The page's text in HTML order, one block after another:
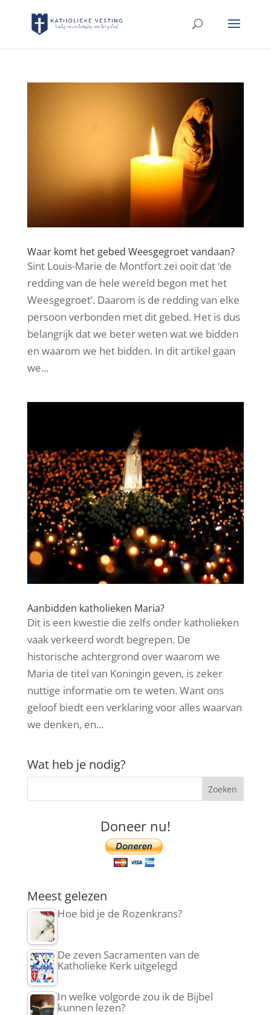
Waar komt het gebed Weesgegroet vandaan?
Sint Louis-Marie de Montfort zei ooit dat ‘de
redding van de hele wereld begon met het
Weesgegroet’. Daarom is de redding van elke
persoon verbonden met dit gebed. Het is dus
belangrijk dat we beter weten wat we bidden
en waarom we het bidden. In dit artikel gaan
we...
Aanbidden katholieken Maria?
Dit is een kwestie die zelfs onder katholieken
vaak verkeerd wordt begrepen. De
historische achtergrond over waarom we
Maria de titel van Koningin geven, is zeker
nuttige informatie om te weten. Want ons
geloof biedt een verklaring voor alles waarvan
we denken, en...
Wat heb je nodig?
Doneer nu!
Meest gelezen
Hoe bid je de Rozenkrans?
De zeven Sacramenten van de
Katholieke Kerk uitgelegd
In welke volgorde zou ik de Bijbel
kunnen lezen?